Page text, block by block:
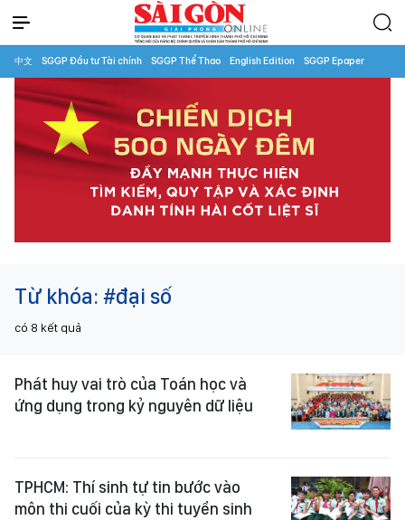
中文 SGGP Đầu tư Tài chính SGGP Thể Thao English Edition SGGP Epaper
Từ khóa: #đại số
có 8 kết quả
Phát huy vai trò của Toán học và
ứng dụng trong kỷ nguyên dữ liệu
TPHCM: Thí sinh tự tin bước vào
môn thi cuối của kỳ thi tuyển sinh